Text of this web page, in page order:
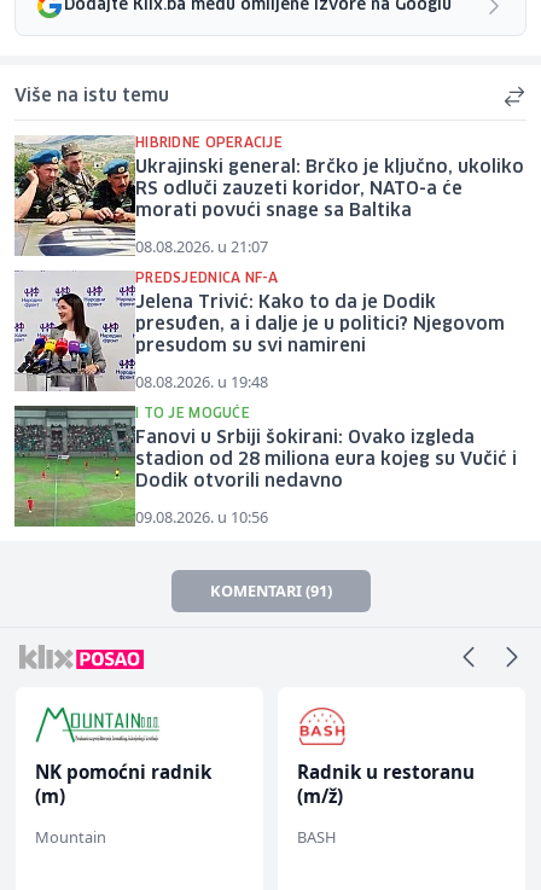
Dodajte Klix.ba među omiljene izvore na Googlu
Više na istu temu
HIBRIDNE OPERACIJE
Ukrajinski general: Brčko je ključno, ukoliko
RS odluči zauzeti koridor, NATO-a će
morati povući snage sa Baltika
08.08.2026. u 21:07
PREDSJEDNICA NF-A
Jelena Trivić: Kako to da je Dodik
presuđen, a i dalje je u politici? Njegovom
presudom su svi namireni
08.08.2026. u 19:48
I TO JE MOGUĆE
Fanovi u Srbiji šokirani: Ovako izgleda
stadion od 28 miliona eura kojeg su Vučić i
Dodik otvorili nedavno
09.08.2026. u 10:56
KOMENTARI (91)
NK pomoćni radnik
(m)
Mountain
Radnik u restoranu
(m/ž)
BASH